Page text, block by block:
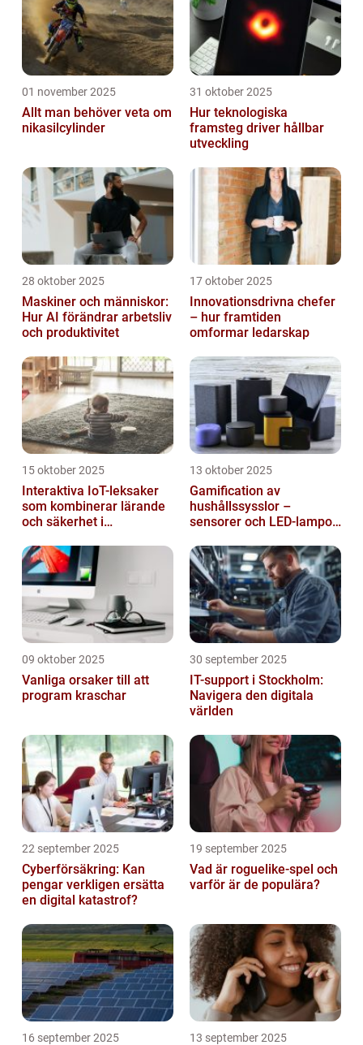
01 november 2025
Allt man behöver veta om
nikasilcylinder
31 oktober 2025
Hur teknologiska
framsteg driver hållbar
utveckling
28 oktober 2025
Maskiner och människor:
Hur AI förändrar arbetsliv
och produktivitet
17 oktober 2025
Innovationsdrivna chefer
– hur framtiden
omformar ledarskap
15 oktober 2025
Interaktiva IoT-leksaker
som kombinerar lärande
och säkerhet i
13 oktober 2025
Gamification av
hushållssysslor –
sensorer och LED-lampor
09 oktober 2025
Vanliga orsaker till att
program kraschar
30 september 2025
IT-support i Stockholm:
Navigera den digitala
världen
22 september 2025
Cyberförsäkring: Kan
pengar verkligen ersätta
en digital katastrof?
19 september 2025
Vad är roguelike-spel och
varför är de populära?
16 september 2025 13 september 2025